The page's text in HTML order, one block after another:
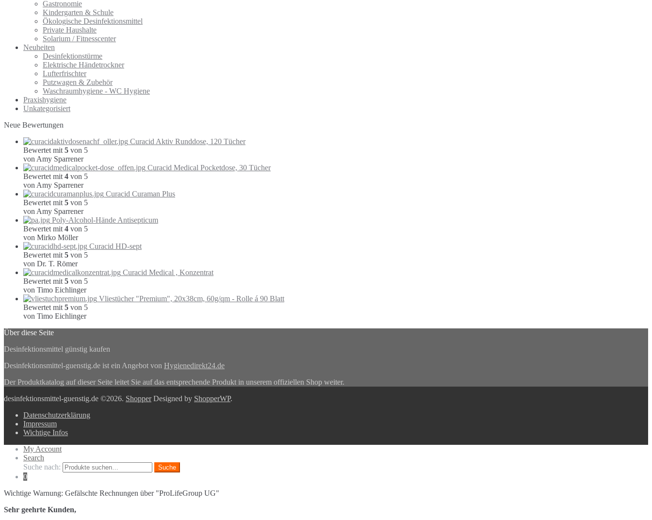
Gastronomie
Kindergarten & Schule
Ökologische Desinfektionsmittel
Private Haushalte
Solarium / Fitnesscenter
Neuheiten
Desinfektionstürme
Elektrische Händetrockner
Lufterfrischter
Putzwagen & Zubehör
Waschraumhygiene - WC Hygiene
Praxishygiene
Unkategorisiert
Neue Bewertungen
Curacid Aktiv Runddose, 120 Tücher
Bewertet mit 5 von 5
von Amy Sparrener
Curacid Medical Pocketdose, 30 Tücher
Bewertet mit 4 von 5
von Amy Sparrener
Curacid Curaman Plus
Bewertet mit 5 von 5
von Amy Sparrener
Poly-Alcohol-Hände Antisepticum
Bewertet mit 4 von 5
von Mirko Möller
Curacid HD-sept
Bewertet mit 5 von 5
von Dr. T. Römer
Curacid Medical , Konzentrat
Bewertet mit 5 von 5
von Timo Eichlinger
Vliestücher "Premium", 20x38cm, 60g/qm - Rolle á 90 Blatt
Bewertet mit 5 von 5
von Timo Eichlinger
Über diese Seite
Desinfektionsmittel günstig kaufen
Desinfektionsmittel-guenstig.de ist ein Angebot von Hygienedirekt24.de
Der Produktkatalog auf dieser Seite leitet Sie auf das entsprechende Produkt in unserem offiziellen Shop weiter.
desinfektionsmittel-guenstig.de ©2026. ShopperDesigned by ShopperWP.
Datenschutzerklärung
Impressum
Wichtige Infos
My Account
Search
Suche nach:
Suche
0
Wichtige Warnung: Gefälschte Rechnungen über "ProLifeGroup UG"
Sehr geehrte Kunden,